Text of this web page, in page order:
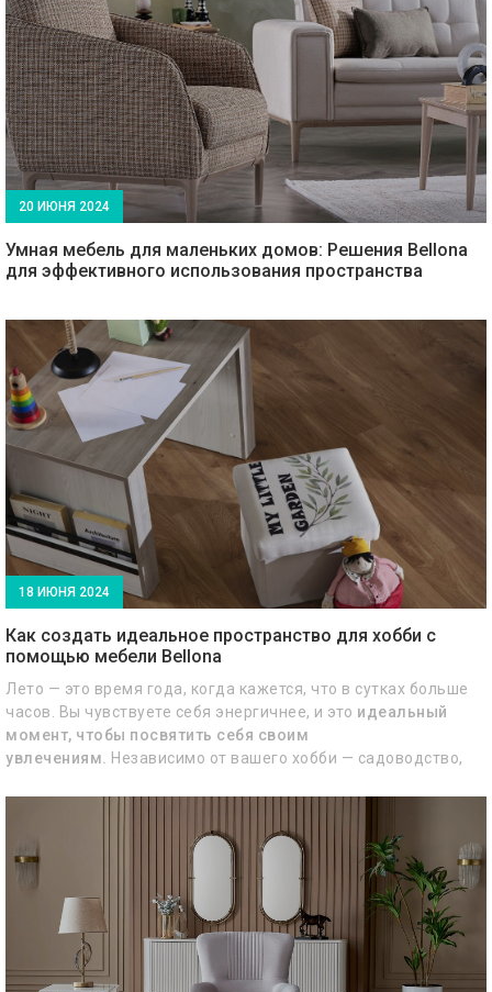
20 ИЮНЯ 2024
Умная мебель для маленьких домов: Решения Bellona
для эффективного использования пространства
18 ИЮНЯ 2024
Как создать идеальное пространство для хобби с
помощью мебели Bellona
Лето — это время года, когда кажется, что в сутках больше
часов. Вы чувствуете себя энергичнее, и это идеальный
момент, чтобы посвятить себя своим
увлечениям.
Независимо от вашего хобби — садоводство,